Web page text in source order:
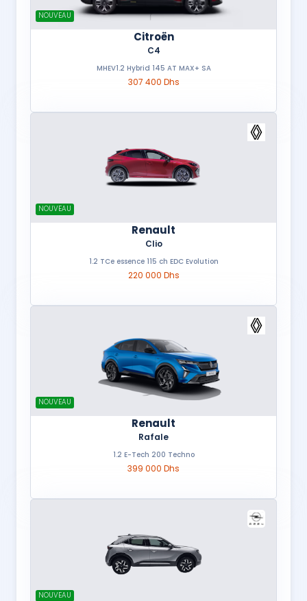
NOUVEAU
Citroën
C4
MHEV1.2 Hybrid 145 AT MAX+ SA
307 400 Dhs
NOUVEAU
Renault
Clio
1.2 TCe essence 115 ch EDC Evolution
220 000 Dhs
NOUVEAU
Renault
Rafale
1.2 E-Tech 200 Techno
399 000 Dhs
NOUVEAU